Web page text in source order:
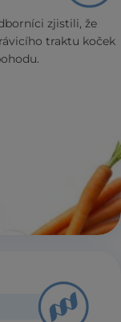
zjistili, že
traktu koček